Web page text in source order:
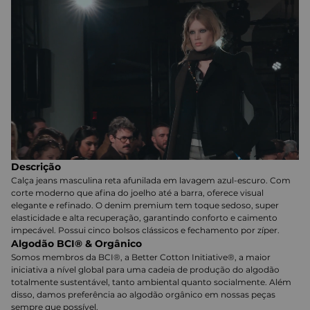
Descrição
Calça jeans masculina reta afunilada em lavagem azul-escuro. Com
corte moderno que afina do joelho até a barra, oferece visual
elegante e refinado. O denim premium tem toque sedoso, super
elasticidade e alta recuperação, garantindo conforto e caimento
impecável. Possui cinco bolsos clássicos e fechamento por zíper.
Algodão BCI® & Orgânico
Somos membros da BCI®, a Better Cotton Initiative®, a maior
iniciativa a nível global para uma cadeia de produção do algodão
totalmente sustentável, tanto ambiental quanto socialmente. Além
disso, damos preferência ao algodão orgânico em nossas peças
sempre que possível.